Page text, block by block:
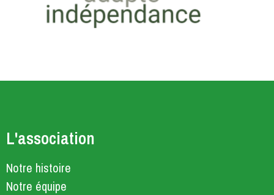
L'association
Notre histoire
Notre équipe